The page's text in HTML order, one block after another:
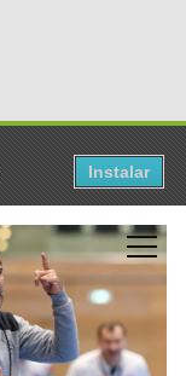
Instalar